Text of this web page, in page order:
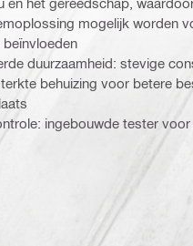
mogelijk worden
beïnvloeden
duurzaamheid: stevige
behuizing voor betere
ingebouwde tester